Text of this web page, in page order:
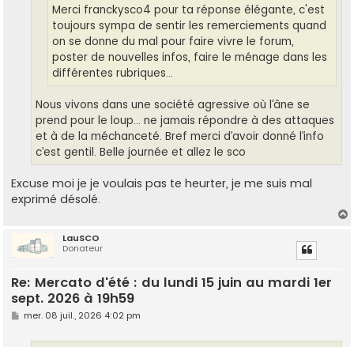
Merci franckysco4 pour ta réponse élégante, c'est
toujours sympa de sentir les remerciements quand
on se donne du mal pour faire vivre le forum,
poster de nouvelles infos, faire le ménage dans les
différentes rubriques...
Nous vivons dans une société agressive où l’âne se
prend pour le loup… ne jamais répondre à des attaques
et à de la méchanceté. Bref merci d’avoir donné l’info
c’est gentil. Belle journée et allez le sco
Excuse moi je je voulais pas te heurter, je me suis mal
exprimé désolé.
LauSCO
Donateur
Re: Mercato d'été : du lundi 15 juin au mardi 1er
sept. 2026 à 19h59
M
mer. 08 juil., 2026 4:02 pm